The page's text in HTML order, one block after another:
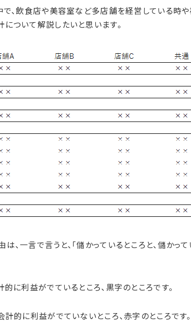
で、飲食店や美容室など多店舗を経営している時
ついて解説したいと思います。
、一言で言うと、「儲かっているところと、儲かっ
的に利益がでているところ、黒字のところです。
計的に利益がでていないところ、赤字のところです。